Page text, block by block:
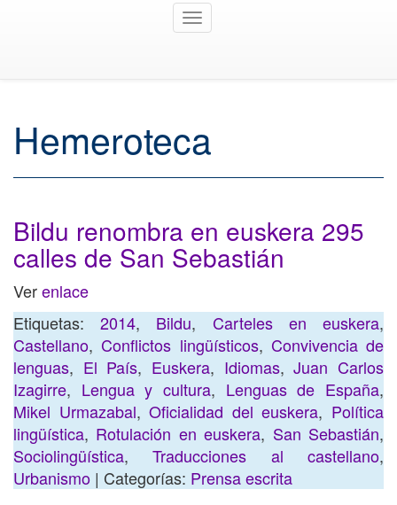
Toggle
Hemeroteca
Bildu renombra en euskera 295
calles de San Sebastián
Verenlace
Etiquetas:2014, Bildu, Carteles en euskera,
Castellano,Conflictos lingüísticos, Convivencia de
lenguas, El País, Euskera, Idiomas,Juan Carlos
Izagirre, Lengua y cultura, Lenguas de España,
Mikel Urmazabal,Oficialidad del euskera, Política
lingüística, Rotulación en euskera, San Sebastián,
Sociolingüística,Traducciones al castellano,
Urbanismo | Categorías: Prensa escrita